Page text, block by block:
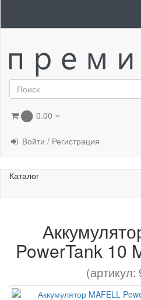
0.00
Войти / Регистрация
Каталог
PowerTank 10
(артикул: